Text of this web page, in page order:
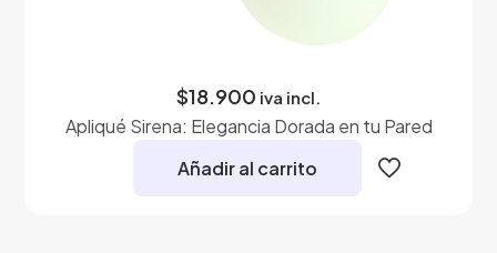
$18.900 iva incl.
Apliqué Sirena: Elegancia Dorada en tu Pared
Añadir al carrito